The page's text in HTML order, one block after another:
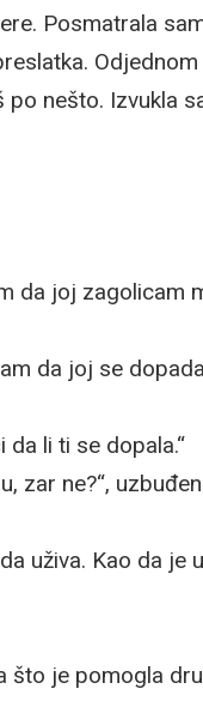
Posmatrala
nešto. Izvukla
da joj zagolicam
da joj se
da li ti se dopala.“
zar ne?“,
uživa. Kao da je
što je pomogla